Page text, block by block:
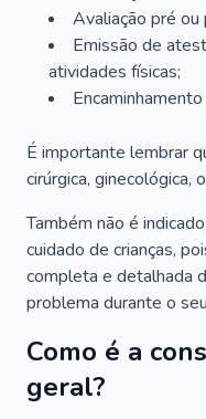
Avaliação pré
Emissão de
atividades físicas;
É importante lembrar
cirúrgica, ginecológica,
Também não é
cuidado de crianças,
completa e detalhada
problema durante o
Como é a
geral?